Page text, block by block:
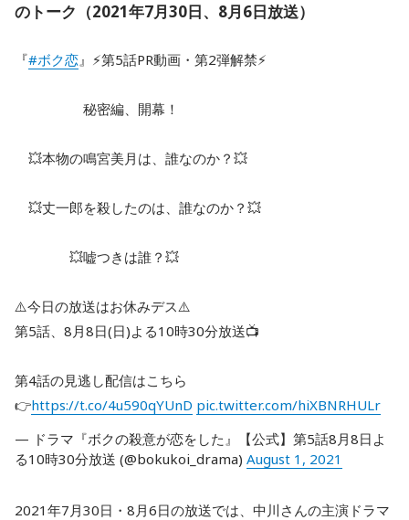
のトーク（2021年7月30日、8月6日放送）
『#ボク恋』⚡第5話PR動画・第2弾解禁⚡
秘密編、開幕！
💥本物の鳴宮美月は、誰なのか？💥
💥丈一郎を殺したのは、誰なのか？💥
💥嘘つきは誰？💥
⚠️今日の放送はお休みデス⚠️
第5話、8月8日(日)よる10時30分放送📺
第4話の見逃し配信はこちら
👉https://t.co/4u590qYUnD pic.twitter.com/hiXBNRHULr
— ドラマ『ボクの殺意が恋をした』【公式】第5話8月8日よ
る10時30分放送 (@bokukoi_drama) August 1, 2021
2021年7月30日・8月6日の放送では、中川さんの主演ドラマ